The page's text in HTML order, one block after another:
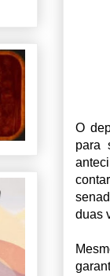
O
para
duas